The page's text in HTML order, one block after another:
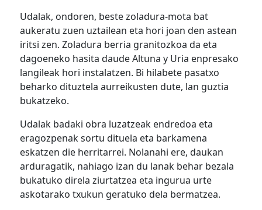
Udalak, ondoren, beste zoladura-mota bat
aukeratu zuen uztailean eta hori joan den astean
iritsi zen. Zoladura berria granitozkoa da eta
dagoeneko hasita daude Altuna y Uria enpresako
langileak hori instalatzen. Bi hilabete pasatxo
beharko dituztela aurreikusten dute, lan guztia
bukatzeko.
Udalak badaki obra luzatzeak endredoa eta
eragozpenak sortu dituela eta barkamena
eskatzen die herritarrei. Nolanahi ere, daukan
arduragatik, nahiago izan du lanak behar bezala
bukatuko direla ziurtatzea eta ingurua urte
askotarako txukun geratuko dela bermatzea.